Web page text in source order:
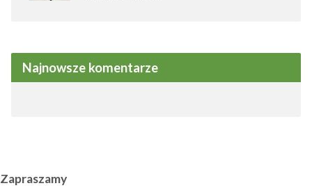
Najnowsze komentarze
Zapraszamy